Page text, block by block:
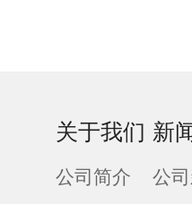
关于我们
公司简介
新
公